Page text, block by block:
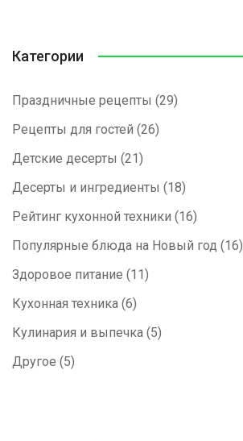
Категории
Праздничные рецепты (29)
Рецепты для гостей (26)
Детские десерты (21)
Десерты и ингредиенты (18)
Рейтинг кухонной техники (16)
Популярные блюда на Новый год (16)
Здоровое питание (11)
Кухонная техника (6)
Кулинария и выпечка (5)
Другое (5)